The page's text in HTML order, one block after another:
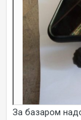
За базаром